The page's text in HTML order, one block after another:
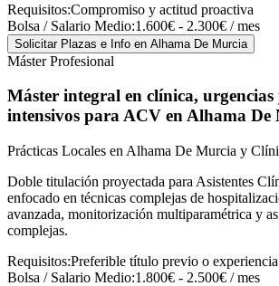
Requisitos:Compromiso y actitud proactiva
Bolsa / Salario Medio:1.600€ - 2.300€ / mes
Solicitar Plazas e Info en Alhama De Murcia
Máster Profesional
Máster integral en clínica, urgencias
intensivos para ACV en Alhama De
Prácticas Locales en Alhama De Murcia y
Doble titulación proyectada para Asistentes
enfocado en técnicas complejas de
avanzada, monitorización multiparamétrica y
complejas.
Requisitos:Preferible título previo o experiencia
Bolsa / Salario Medio:1.800€ - 2.500€ / mes